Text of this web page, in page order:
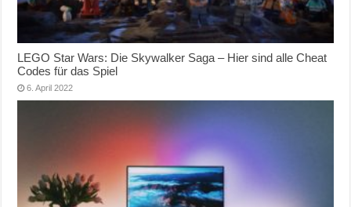
LEGO Star Wars: Die Skywalker Saga – Hier sind alle Cheat
Codes für das Spiel
6. April 2022